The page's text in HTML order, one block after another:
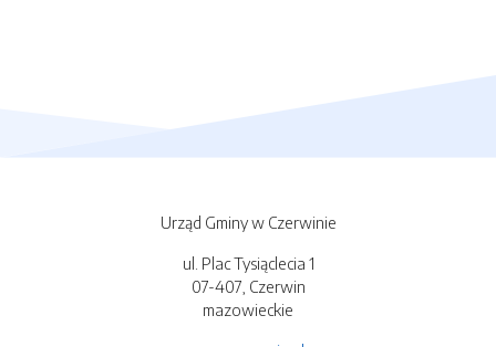
Urząd Gminy w Czerwinie
ul. Plac Tysiąclecia 1
07-407, Czerwin
mazowieckie